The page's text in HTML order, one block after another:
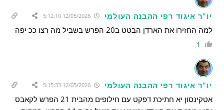
יו"ר איגוד רפי ההבנה העולמי 12/05/2026 5:12:10
למה החזירו את הארדן הבטט ב20 הפרש בשביל מה רצו ככ יפה
1
יו"ר איגוד רפי ההבנה העולמי 12/05/2026 5:15:33
אטקינסון יא חתיכת דפקט עם חילופים מהבית 21 הפרש לקאבס